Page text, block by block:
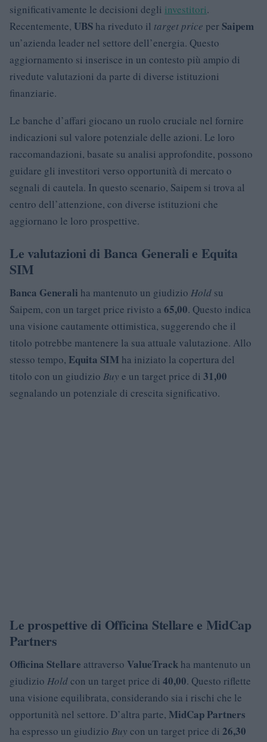
significativamente le decisioni degli investitori.
Recentemente, UBS ha riveduto il target price perSaipem
un’azienda leader nel settore dell’energia. Questo
aggiornamento si inserisce in un contesto più ampio di
rivedute valutazioni da parte di diverse istituzioni
finanziarie.
Le banche d’affari giocano un ruolo cruciale nel fornire
indicazioni sul valore potenziale delle azioni. Le loro
raccomandazioni, basate su analisi approfondite, possono
guidare gli investitori verso opportunità di mercato o
segnali di cautela. In questo scenario, Saipem si trova al
centro dell’attenzione, con diverse istituzioni che
aggiornano le loro prospettive.
Le valutazioni di Banca Generali e Equita
SIM
Banca Generali ha mantenuto un giudizio Hold su
Saipem, con un target price rivisto a 65,00. Questo indica
una visione cautamente ottimistica, suggerendo che il
titolo potrebbe mantenere la sua attuale valutazione. Allo
stesso tempo, Equita SIM ha iniziato la copertura del
titolo con un giudizio Buy e un target price di 31,00
segnalando un potenziale di crescita significativo.
Le prospettive di Officina Stellare e MidCap
Partners
Officina Stellare attraverso ValueTrack ha mantenuto un
giudizio Holdcon un target price di 40,00. Questo riflette
una visione equilibrata, considerando sia i rischi che le
opportunità nel settore. D’altra parte, MidCap Partners
ha espresso un giudizio Buy con un target price di 26,30